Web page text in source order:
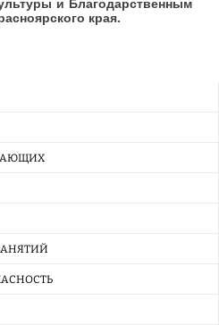
и Благодарственным
края.